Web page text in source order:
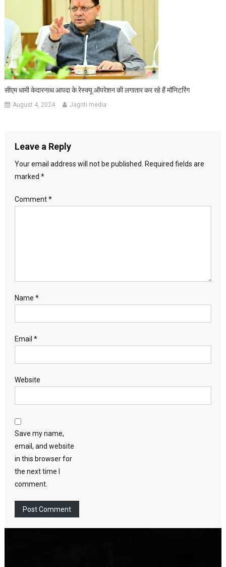
सीएम धामी केदारनाथ आपदा के रेस्क्यू ऑपरेशन की लगातार कर रहे हैं मॉनिटरिंग
August 4, 2024 Jagriti media
Leave a Reply
Your email address will not be published.
Required fields are
marked *
Comment*
Name *
Email *
Website
Save my name,
email, and website
in this browser for
the next time I
comment.